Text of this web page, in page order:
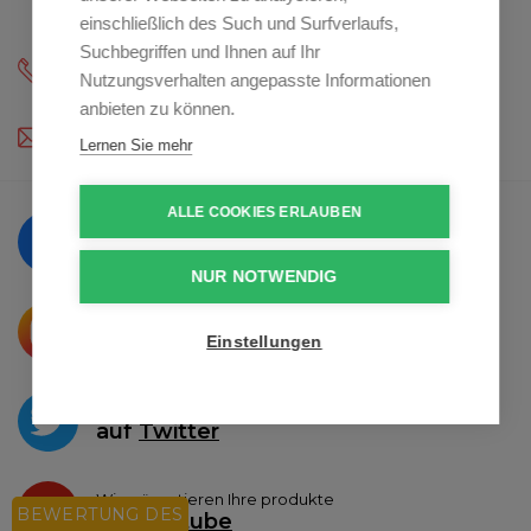
einschließlich des Such und Surfverlaufs,
Suchbegriffen und Ihnen auf Ihr
Nutzungsverhalten angepasste Informationen
anbieten zu können.
Lernen Sie mehr
ALLE COOKIES ERLAUBEN
NUR NOTWENDIG
Einstellungen
(Mo - Fr.: 9:00 - 12:00 a 13:00 - 16:30)
profikoch@profikoch.at
aufFacebook
das Teilen aufInstagram
aufTwitter
Wir präsentieren Ihre produkte
auf Youtube
BEWERTUNG DES